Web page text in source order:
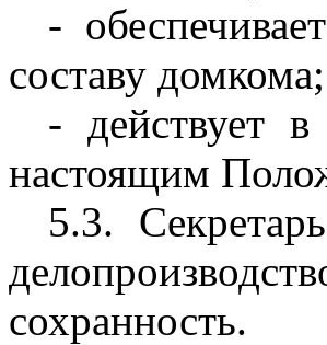
-
составу домкома;
- действует
настоящим
5.3.
сохранность.